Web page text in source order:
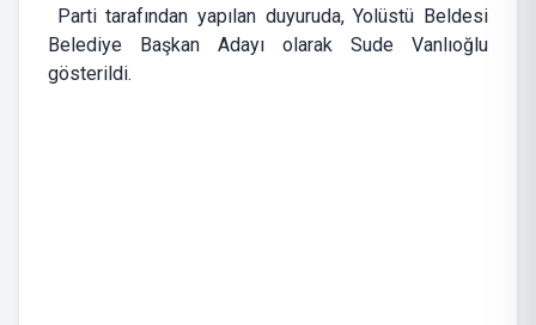
Parti tarafından yapılan duyuruda, Yolüstü Beldesi
Belediye Başkan Adayı olarak Sude Vanlıoğlu
gösterildi.